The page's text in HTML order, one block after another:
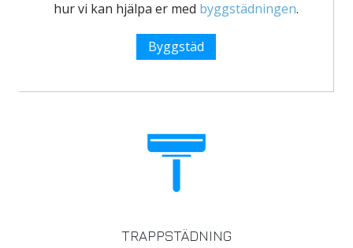
hur vi kan hjälpa er med byggstädningen.
Byggstäd
TRAPPSTÄDNING